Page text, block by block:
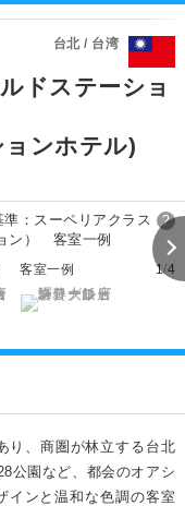
台北 / 台湾
ドステーショ
ンホテル)
準：スーペリアクラス ?
客室一例 1/4
り、商圏が林立する台北
公園など、都会のオアシ
インと温和な色調の客室